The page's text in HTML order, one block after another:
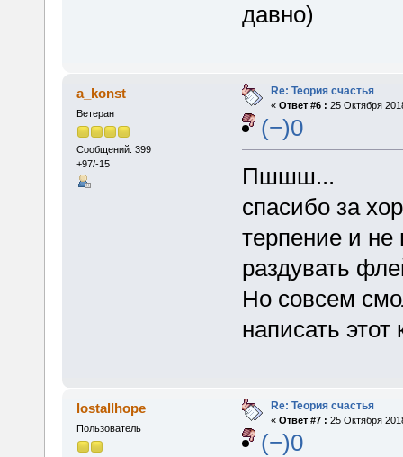
давно)
a_konst
Ветеран
Сообщений: 399
+97/-15
Re: Теория счастья
« Ответ #6 : 25 Октября
(−)0
Пшшш...
спасибо за
терпение и не
раздувать
Но совсем
написать
lostallhope
Пользователь
Re: Теория счастья
« Ответ #7 : 25 Октября
(−)0